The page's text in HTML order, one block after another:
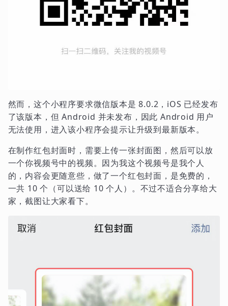
然而，这个小程序要求微信版本是 8.0.2，iOS 已经发布
了该版本，但 Android 并未发布，因此 Android 用户
无法使用，进入该小程序会提示让升级到最新版本。
在制作红包封面时，需要上传一张封面图，然后可以放
一个你视频号中的视频。因为我这个视频号是我个人
的，内容会更随意些，做了一个红包封面，是免费的，
一共 10 个（可以送给 10 个人）。不过不适合分享给大
家，截图让大家看下。